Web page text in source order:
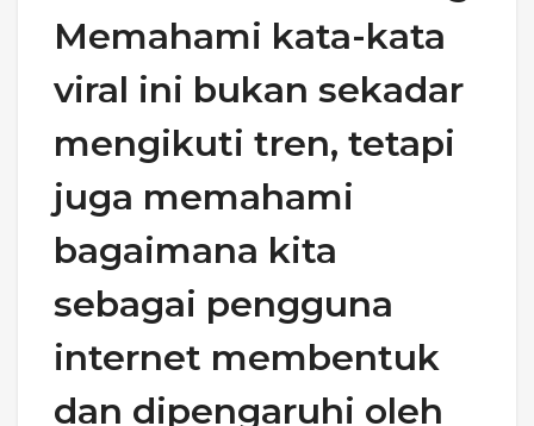
Memahami kata-kata
viral ini bukan sekadar
mengikuti tren, tetapi
juga memahami
bagaimana kita
sebagai pengguna
internet membentuk
dan dipengaruhi oleh